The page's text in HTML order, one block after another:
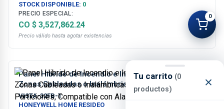
Tu carrito (0
productos)
0
STOCK DISPONIBLE: 0
PRECIO ESPECIAL:
CO $ 3,527,862.24
Precio válido hasta agotar existencias
Panel Hibrido de Incendio e Intrusión, Hasta 32
Zonas Cableadas o Inalámbricas, 24 Zonas V-Plex,
2 Particiones, Compatible con AlarmNet y Total
Connect
VISTA-32FB-T
HONEYWELL HOME RESIDEO